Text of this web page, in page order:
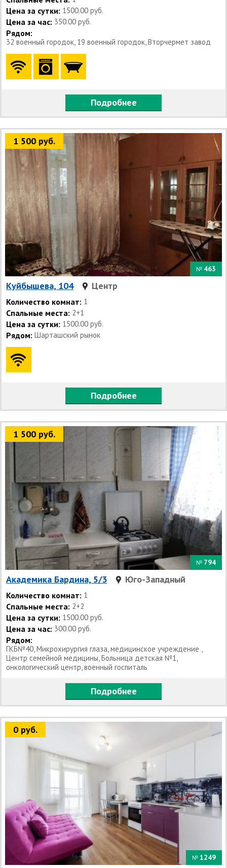
Цена за сутки: 1500.00 руб.
Цена за час: 350.00 руб.
Рядом:
32 военный городок, 19 военный городок, Вторчермет завод
Подробнее
1 500 руб.
№ 463
Куйбышева, 104 Центр
Количество комнат: 1
Спальные места: 2+1
Цена за сутки: 1500.00 руб.
Рядом: Шарташский рынок
Подробнее
1 500 руб.
№ 794
Академика Бардина, 5/3 Юго-Западный
Количество комнат: 1
Спальные места: 2+2
Цена за сутки: 1500.00 руб.
Цена за час: 300.00 руб.
Рядом:
ГКБ№40, Микрохирургия глаза, медицинское учреждение ,
Центр семейной медицины, Больница детская №1,
онкологический центр, военный госпиталь
Подробнее
0 руб.
№ 1249